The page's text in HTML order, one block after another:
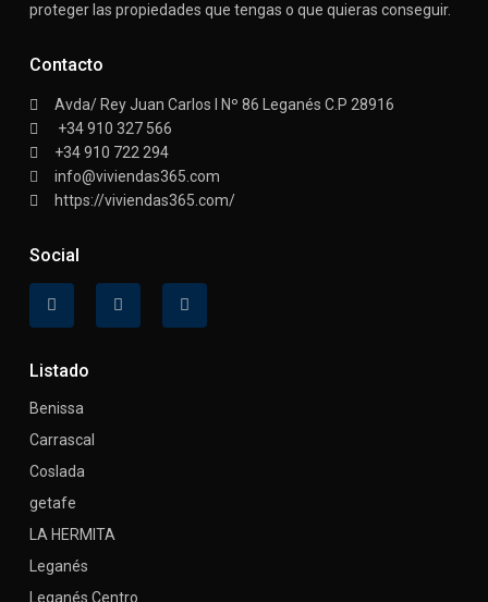
proteger las propiedades que tengas o que quieras conseguir.
Contacto
Avda/ Rey Juan Carlos I Nº 86 Leganés C.P 28916
+34 910 327 566
+34 910 722 294
info@viviendas365.com
https://viviendas365.com/
Social
Listado
Benissa
Carrascal
Coslada
getafe
LA HERMITA
Leganés
Leganés Centro